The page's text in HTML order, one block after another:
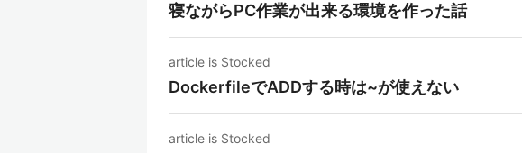
寝ながらPC作業が出来る環境を作った話
article is Stocked
DockerfileでADDする時は~が使えない
article is Stocked